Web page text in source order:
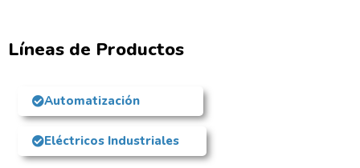
Líneas de Productos
Automatización
Eléctricos Industriales